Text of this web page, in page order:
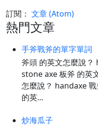
訂閱： 文章 (Atom)
熱門文章
手斧戰斧的單字單詞
斧頭 的英文怎麼說？
stone axe 板斧 的英
怎麼說？ handaxe
的英...
炒海瓜子